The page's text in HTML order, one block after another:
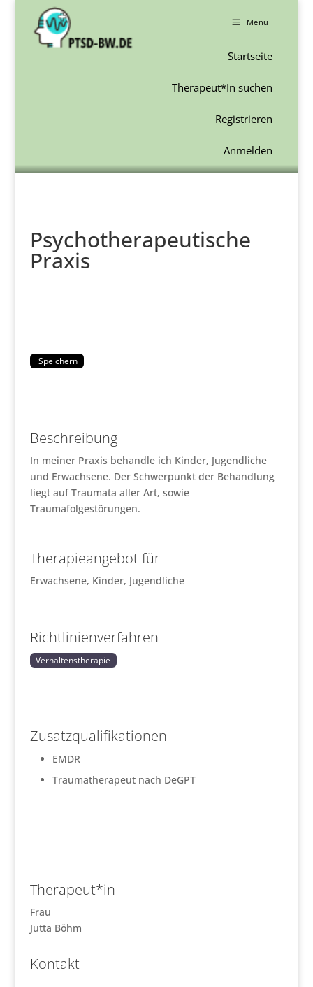
a Menu
Startseite
Therapeut*In suchen
Registrieren
Anmelden
Psychotherapeutische
Praxis
Speichern
Beschreibung
In meiner Praxis behandle ich Kinder, Jugendliche
und Erwachsene. Der Schwerpunkt der Behandlung
liegt auf Traumata aller Art, sowie
Traumafolgestörungen.
Therapieangebot für
Erwachsene, Kinder, Jugendliche
Richtlinienverfahren
Verhaltenstherapie
Zusatzqualifikationen
EMDR
Traumatherapeut nach DeGPT
Therapeut*in
Frau
Jutta Böhm
Kontakt